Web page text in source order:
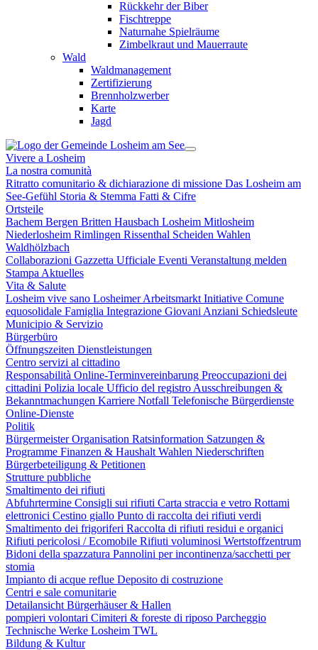
Rückkehr der Biber
Fischtreppe
Naturnahe Spielräume
Zimbelkraut und Mauerraute
Wald
Waldmanagement
Zertifizierung
Brennholzwerber
Karte
Jagd
Vivere a Losheim
La nostra comunità
Ritratto comunitario & dichiarazione di missione Das Losheim am
See-Gefühl Storia & Stemma Fatti & Cifre
Ortsteile
Bachem Bergen Britten Hausbach Losheim Mitlosheim
Niederlosheim Rimlingen Rissenthal Scheiden Wahlen
Waldhölzbach
Collaborazioni Gazzetta Ufficiale Eventi Veranstaltung melden
Stampa Aktuelles
Vita & Salute
Losheim vive sano Losheimer Arbeitsmarkt Initiative Comune
equosolidale Famiglia Integrazione Giovani Anziani Schiedsleute
Municipio & Servizio
Bürgerbüro
Öffnungszeiten Dienstleistungen
Centro servizi al cittadino
Responsabilità Online-Terminvereinbarung Preoccupazioni dei
cittadini Polizia locale Ufficio del registro Ausschreibungen &
Bekanntmachungen Karriere Notfall Telefonische Bürgerdienste
Online-Dienste
Politik
BürgermeisterOrganisation Ratsinformation Satzungen &
Programme Finanzen & Haushalt Wahlen Niederschriften
Bürgerbeteiligung & Petitionen
Strutture pubbliche
Smaltimento dei rifiuti
Abfuhrtermine Consigli sui rifiuti Carta straccia e vetro Rottami
elettronici Cestino giallo Punto di raccolta dei rifiuti verdi
Smaltimento dei frigoriferi Raccolta di rifiuti residui e organici
Rifiuti pericolosi / Ecomobile Rifiuti voluminosi Wertstoffzentrum
Bidoni della spazzatura Pannolini per incontinenza/sacchetti per
stomia
Impianto di acque reflue Deposito di costruzione
Centri e sale comunitarie
Detailansicht Bürgerhäuser & Hallen
pompieri volontari Cimiteri & foreste di riposo Parcheggio
Technische Werke Losheim TWL
Bildung & Kultur